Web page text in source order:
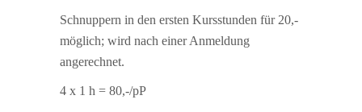
Schnuppern in den ersten Kursstunden für 20,-
möglich; wird nach einer Anmeldung
angerechnet.
4 x 1 h = 80,-/pP